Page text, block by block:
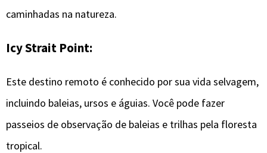
caminhadas na natureza.
Icy Strait Point:
Este destino remoto é conhecido por sua vida selvagem,
incluindo baleias, ursos e águias. Você pode fazer
passeios de observação de baleias e trilhas pela floresta
tropical.